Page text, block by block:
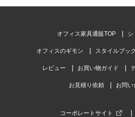
オフィス家具通販TOP シ
オフィスのギモン スタイルブック
レビュー お買い物ガイド
お見積り依頼 お問
コーポレートサイト